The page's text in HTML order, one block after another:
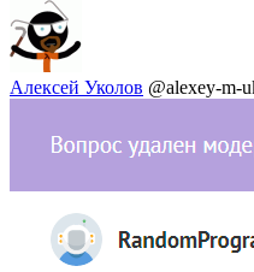
Алексей Уколов @alexey-m-